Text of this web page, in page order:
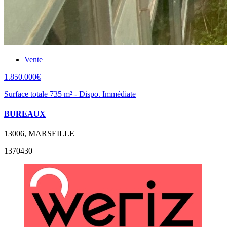
Vente
1.850.000€
Surface totale 735 m² - Dispo. Immédiate
BUREAUX
13006, MARSEILLE
1370430